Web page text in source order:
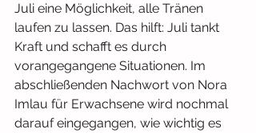
Juli eine Möglichkeit, alle Tränen
laufen zu lassen. Das hilft: Juli tankt
Kraft und schafft es durch
vorangegangene Situationen. Im
abschließenden Nachwort von Nora
Imlau für Erwachsene wird nochmal
darauf eingegangen, wie wichtig es